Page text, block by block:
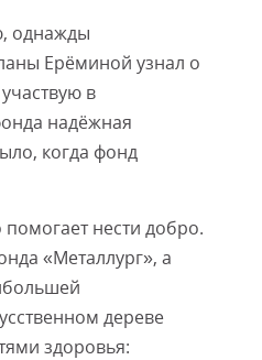
однажды
Ерёминой узнал о
в
надёжная
когда фонд
нести добро.
«Металлург», а
дереве
здоровья: